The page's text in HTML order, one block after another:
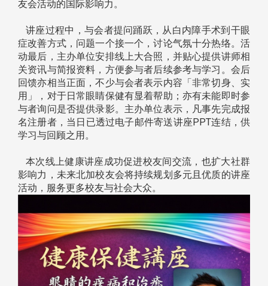
友会活动的国际影响力。
讲座过程中，与会者提问踊跃，从白内障手术到干眼
症改善方式，问题一个接一个，讨论气氛十分热络。活
动最后，主办单位安排线上大合照，并贴心提供讲师相
关资讯与简报资料，方便参与者后续参考与学习。会后
回馈亦相当正面，不少与会者表示内容「非常切身、实
用」，对于日常眼睛保健有显着帮助；亦有未能即时参
与者询问是否提供录影。主办单位表示，凡事先完成报
名注册者，当日已透过电子邮件寄送讲座PPT连结，供
学习与回顾之用。
本次线上健康讲座成功促进校友间交流，也扩大社群
影响力，未来北加校友会将持续规划多元且优质的讲座
活动，服务更多校友与社会大众。